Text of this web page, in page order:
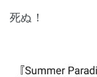
死ぬ！